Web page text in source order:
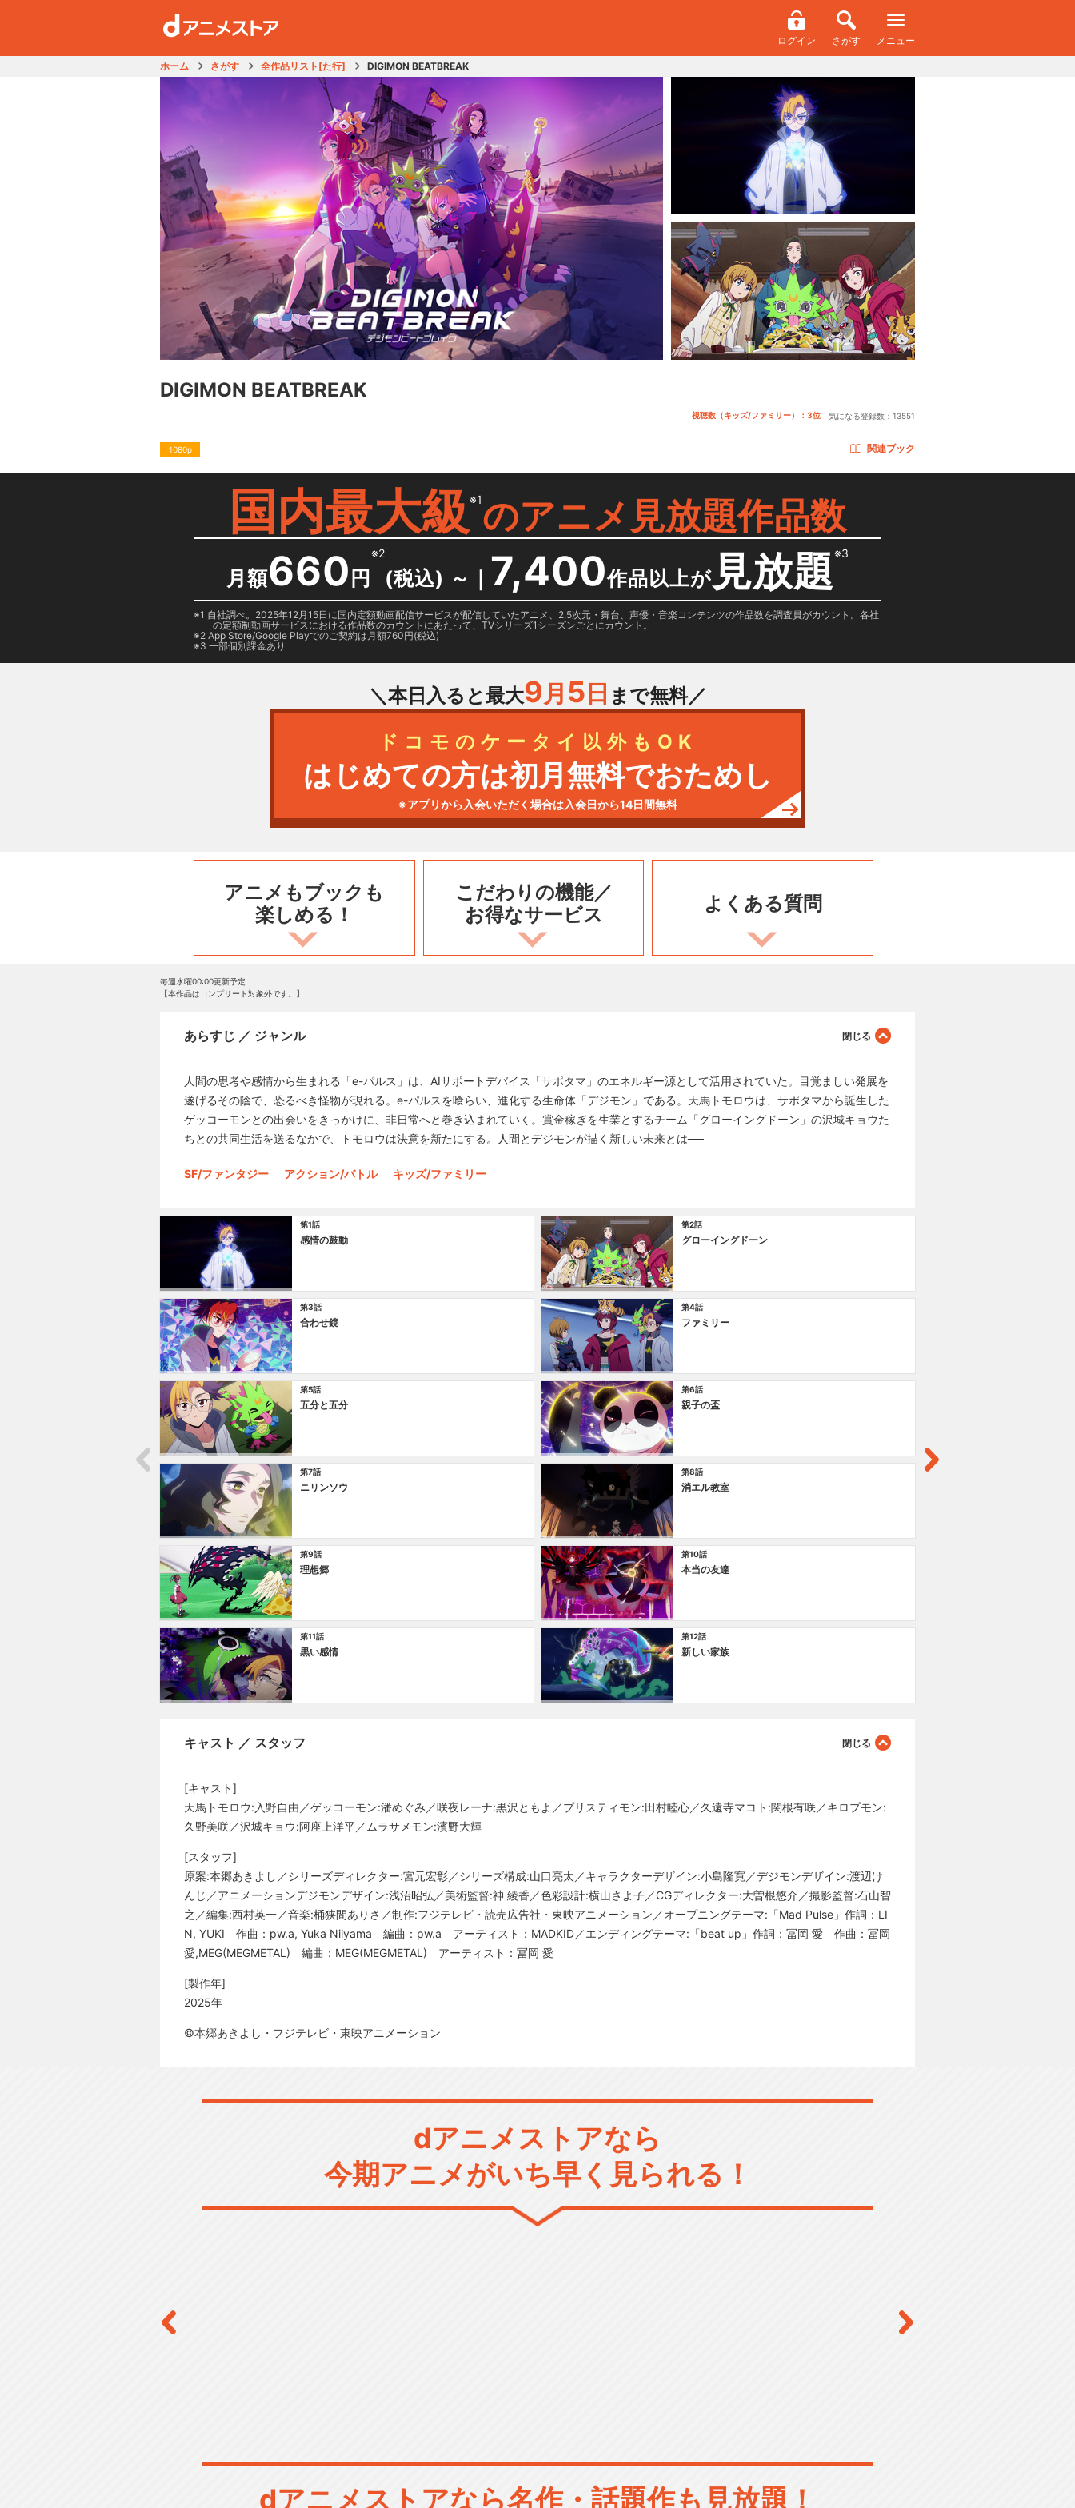
ログイン さがす メニュー
ホーム さがす 全作品リスト[た行] DIGIMON BEATBREAK
DIGIMON BEATBREAK
視聴数（キッズ/ファミリー）：3位 気になる登録数： 13551
1080p 関連ブック
国内最大級 ※1のアニメ見放題作品数
月額660 円
※2
(税込) ～ ｜ 7,400作品以上が 見放題※3
1 自社調べ。2025年12月15日に国内定額動画配信サービスが配信していたアニメ、2.5次元・舞台、声優・音楽コンテンツの作品数を調査員がカウント。各社
の定額制動画サービスにおける作品数のカウントにあたって、TVシリーズ1シーズンごとにカウント。
2 App Store/Google Playでのご契約は月額760円(税込)
3 一部個別課金あり
＼本日入ると最大9月 5 日 まで無料／
ドコモのケータイ以外もOK
はじめての方は初月無料でおためし
※アプリから入会いただく場合は入会日から14日間無料
アニメもブックも
楽しめる！
こだわりの機能／
お得なサービス
よくある質問
毎週水曜00:00更新予定
【本作品はコンプリート対象外です。】
あらすじ ／ ジャンル
人間の思考や感情から生まれる「e-パルス」は、AIサポートデバイス「サポタマ」のエネルギー源として活用されていた。目覚ましい発展を
遂げるその陰で、恐るべき怪物が現れる。e-パルスを喰らい、進化する生命体「デジモン」である。天馬トモロウは、サポタマから誕生した
ゲッコーモンとの出会いをきっかけに、非日常へと巻き込まれていく。賞金稼ぎを生業とするチーム「グローイングドーン」の沢城キョウた
ちとの共同生活を送るなかで、トモロウは決意を新たにする。人間とデジモンが描く新しい未来とは──
SF/ファンタジー アクション/バトル キッズ/ファミリー
第1話
感情の鼓動
第2話
グローイングドーン
第3話
合わせ鏡
第4話
ファミリー
第5話
五分と五分
第6話
親子の盃
第7話
ニリンソウ
第8話
消エル教室
第9話
理想郷
第10話
本当の友達
第11話
黒い感情
第12話
新しい家族
キャスト ／ スタッフ
[キャスト]
天馬トモロウ:入野自由／ゲッコーモン:潘めぐみ／咲夜レーナ:黒沢ともよ／プリスティモン:田村睦心／久遠寺マコト:関根有咲／キロプモン:
久野美咲／沢城キョウ:阿座上洋平／ムラサメモン:濱野大輝
[スタッフ]
原案:本郷あきよし／シリーズディレクター:宮元宏彰／シリーズ構成:山口亮太／キャラクターデザイン:小島隆寛／デジモンデザイン:渡辺け
んじ／アニメーションデジモンデザイン:浅沼昭弘／美術監督:神 綾香／色彩設計:横山さよ子／CGディレクター:大曽根悠介／撮影監督:石山智
之／編集:西村英一／音楽:桶狭間ありさ／制作:フジテレビ・読売広告社・東映アニメーション／オープニングテーマ:「Mad Pulse」作詞：LI
N, YUKI 作曲：pw.a, Yuka Niiyama 編曲：pw.a アーティスト：MADKID／エンディングテーマ:「beat up」作詞：冨岡 愛 作曲：冨岡
愛,MEG(MEGMETAL) 編曲：MEG(MEGMETAL) アーティスト：冨岡 愛
[製作年]
2025年
©本郷あきよし・フジテレビ・東映アニメーション
dアニメストアなら
今期アニメがいち早く見られる！
dアニメストアなら名作・話題作も見放題！